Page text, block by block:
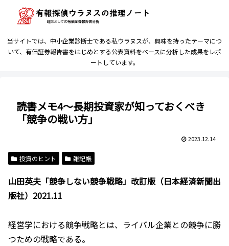
当サイトでは、中小企業診断士である私ウラヌスが、興味を持ったテーマにつ
いて、有価証券報告書をはじめとする公表資料をベースに分析した成果をレポ
ートしています。
読書メモ4～長期投資家が知っておくべき
「競争の戦い方」
2023.12.14
投資のヒント 雑記帳
山田英夫「競争しない競争戦略」改訂版（日本経済新聞出
版社）2021.11
経営学における競争戦略とは、ライバル企業との競争に勝
つための戦略である。